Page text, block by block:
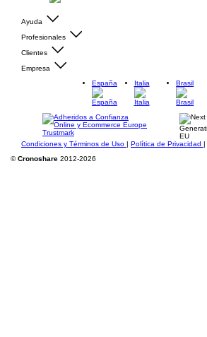
Ayuda
Profesionales
Clientes
Empresa
España
Italia Brasil
Condiciones y Términos de Uso | Política de Privacidad |
©Cronoshare 2012-2026